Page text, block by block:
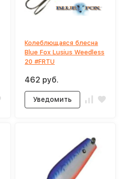
Колеблющаяся блесна
Blue Fox Lusius Weedless
20 #FRTU
462 руб.
Уведомить